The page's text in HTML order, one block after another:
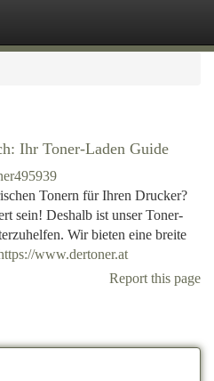
Ihr Toner-Laden Guide
Tonern für Ihren Drucker?
sein! Deshalb ist unser Toner-
Wir bieten eine breite
www.dertoner.at
Report this page